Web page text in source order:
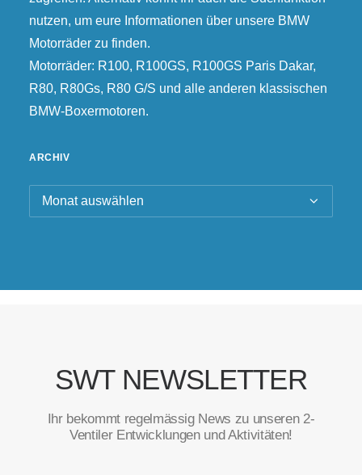
nutzen, um eure Informationen über unsere BMW
Motorräder zu finden.
Motorräder: R100, R100GS, R100GS Paris Dakar,
R80, R80Gs, R80 G/S und alle anderen klassischen
BMW-Boxermotoren.
ARCHIV
Archiv
SWT NEWSLETTER
Ihr bekommt regelmässig News zu unseren 2-
Ventiler Entwicklungen und Aktivitäten!